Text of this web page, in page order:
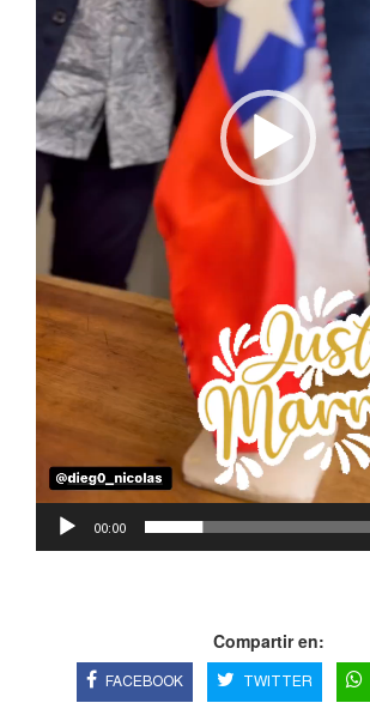
00:00
Compartir en:
FACEBOOK TWITTER